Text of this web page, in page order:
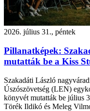
2026. július 31., péntek
Pillanatképek:
mutatták be a Kiss
Szakadáti László
Úszószövetség (LEN)
könyvét mutatták be július
Törék Ildikó és Meleg